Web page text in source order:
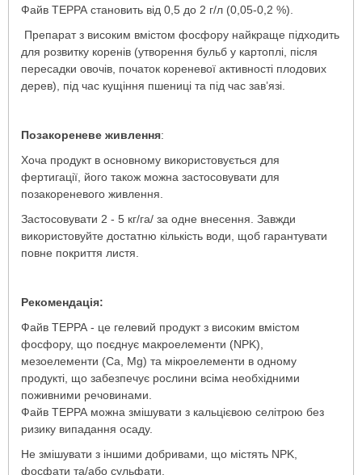
Файв ТЕРРА становить від 0,5 до 2 г/л (0,05-0,2 %).
Препарат з високим вмістом фосфору найкраще підходить
для розвитку коренів (утворення бульб у картоплі, після
пересадки овочів, початок кореневої активності плодових
дерев), під час кущіння пшениці та під час зав’язі.
Позакореневе живлення:
Хоча продукт в основному використовується для
фертигації, його також можна застосовувати для
позакореневого живлення.
Застосовувати 2 - 5 кг/га/ за одне внесення. Завжди
використовуйте достатню кількість води, щоб гарантувати
повне покриття листя.
Рекомендація:
Файв ТЕРРА - це гелевий продукт з високим вмістом
фосфору, що поєднує макроелементи (NPK),
мезоелементи (Са, Mg) та мікроелементи в одному
продукті, що забезпечує рослини всіма необхідними
поживними речовинами.
Файв ТЕРРА можна змішувати з кальцієвою селітрою без
ризику випадання осаду.
Не змішувати з іншими добривами, що містять NPK,
фосфати та/або сульфати.